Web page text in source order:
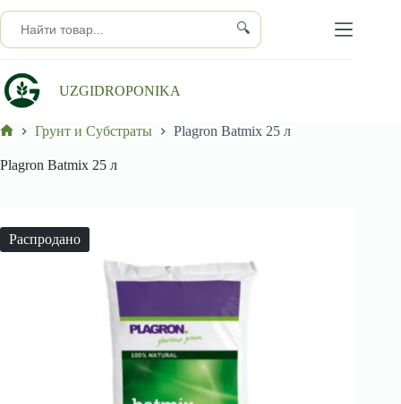
к
сути
🔍
UZGIDROPONIKA
Грунт и Субстраты Plagron Batmix 25 л
Plagron Batmix 25 л
Распродано